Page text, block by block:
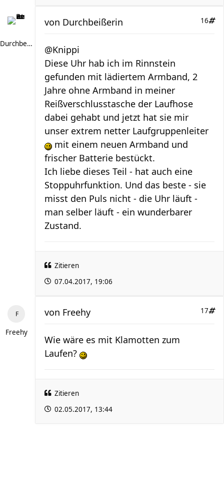
Durchbeißerin
16
von Durchbeißerin
@Knippi
Diese Uhr hab ich im Rinnstein
gefunden mit lädiertem Armband, 2
Jahre ohne Armband in meiner
Reißverschlusstasche der Laufhose
dabei gehabt und jetzt hat sie mir
unser extrem netter Laufgruppenleiter
mit einem neuen Armband und
frischer Batterie bestückt.
Ich liebe dieses Teil - hat auch eine
Stoppuhrfunktion. Und das beste - sie
misst den Puls nicht - die Uhr läuft -
man selber läuft - ein wunderbarer
Zustand.
Zitieren
07.04.2017, 19:06
Freehy
17
von Freehy
Wie wäre es mit Klamotten zum
Laufen?
Zitieren
02.05.2017, 13:44